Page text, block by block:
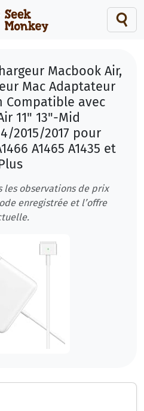
Macbook Air,
Mac Adaptateur
avec
11" 13"-Mid
2015/2017 pour
A1465 A1435 et
les observations de prix
enregistrée et l’offre